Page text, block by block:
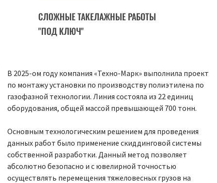
СЛОЖНЫЕ ТАКЕЛАЖНЫЕ РАБОТЫ
"ПОД КЛЮЧ"
В 2025-ом году компания «Техно-Марк» выполнила проект
по монтажу установки по производству полиэтилена по
газофазной технологии. Линия состояла из 22 единиц
оборудования, общей массой превышающей 700 тонн.
Основным технологическим решением для проведения
данных работ было применение скиддинговой системы
собственной разработки. Данный метод позволяет
абсолютно безопасно и с ювелирной точностью
осуществлять перемещения тяжеловесных грузов на